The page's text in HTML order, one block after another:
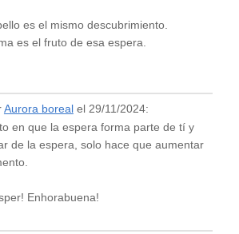
es el mismo descubrimiento.
es el fruto de esa espera.
Aurora borealel 29/11/2024:
en que la espera forma parte de tí y
de la espera, solo hace que aumentar
Enhorabuena!